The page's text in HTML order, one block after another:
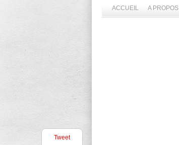
ACCUEIL A PROPOS
Tweet